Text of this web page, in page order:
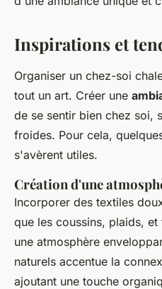
Inspirations et
Organiser un chez-soi
tout un art. Créer une
de se sentir bien chez soi,
froides. Pour cela,
s'avèrent utiles.
Création d'une
Incorporer des textiles
que les coussins, plaids,
une atmosphère
naturels accentue la
ajoutant une touche